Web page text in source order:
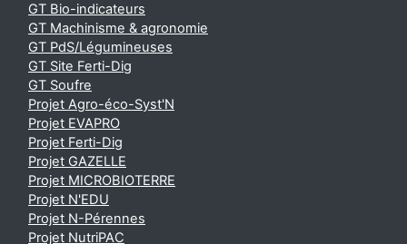
GT Bio-indicateurs
GT Machinisme & agronomie
GT PdS/Légumineuses
GT Site Ferti-Dig
GT Soufre
Projet Agro-éco-Syst'N
Projet EVAPRO
Projet Ferti-Dig
Projet GAZELLE
Projet MICROBIOTERRE
Projet N'EDU
Projet N-Pérennes
Projet NutriPAC